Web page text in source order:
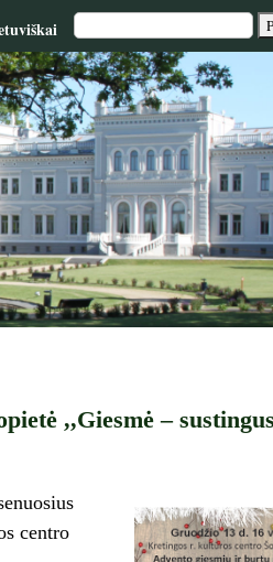
,,Giesmė –
centro